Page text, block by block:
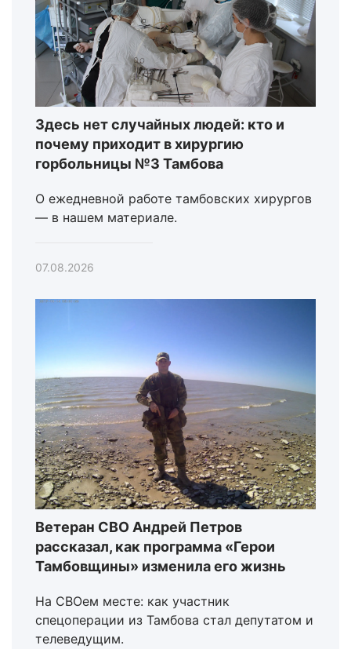
Здесь нет случайных людей: кто и
почему приходит в хирургию
горбольницы №3 Тамбова
О ежедневной работе тамбовских хирургов
— в нашем материале.
07.08.2026
Ветеран СВО Андрей Петров
рассказал, как программа «Герои
Тамбовщины» изменила его жизнь
На СВОем месте: как участник
спецоперации из Тамбова стал депутатом и
телеведущим.